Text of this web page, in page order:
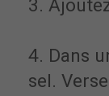
3.
4. Dans
sel.